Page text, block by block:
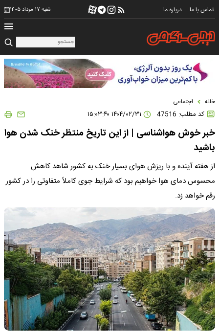
تماس با ما درباره ما شنبه ۱۷ مرداد ۱۴۰۵
خانه اجتماعی
کد مطلب: 47516
خبر خوش هواشناسی | از این تاریخ منتظر خنک شدن هوا
باشید
از هفته آینده و با ریزش هوای بسیار خنک به کشور شاهد کاهش
محسوس دمای هوا خواهیم بود که شرایط جوی کاملاً متفاوتی را در کشور
رقم خواهد زد.